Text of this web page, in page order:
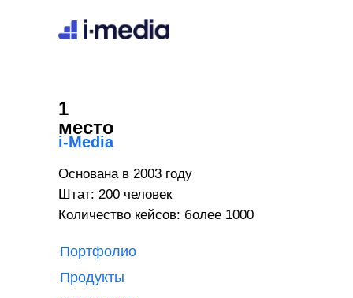
i-Media
1
место
Основана в 2003 году
Штат: 200 человек
Количество кейсов: более 1000
Портфолио
Продукты